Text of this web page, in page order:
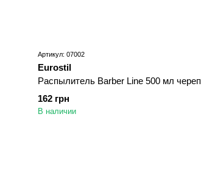
Артикул: 07002
Eurostil
Распылитель Barber Line 500 мл череп
162 грн
В наличии